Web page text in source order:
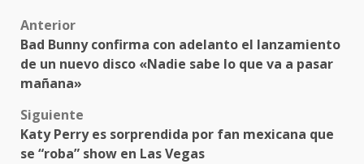
Post
navigation
Anterior
Bad Bunny confirma con adelanto el lanzamiento
de un nuevo disco «Nadie sabe lo que va a pasar
mañana»
Siguiente
Katy Perry es sorprendida por fan mexicana que
se “roba” show en Las Vegas